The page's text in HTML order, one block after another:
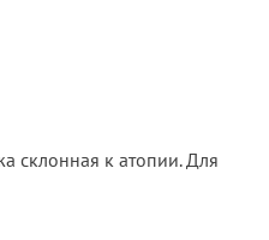
склонная к атопии. Для